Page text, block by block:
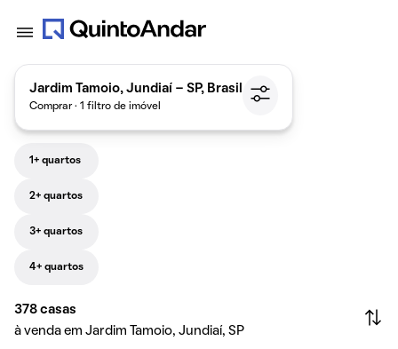
Jardim Tamoio, Jundiaí - SP, Brasil
Comprar · 1 filtro de imóvel
1+ quartos
2+ quartos
3+ quartos
4+ quartos
378 casas
à venda em Jardim Tamoio, Jundiaí, SP